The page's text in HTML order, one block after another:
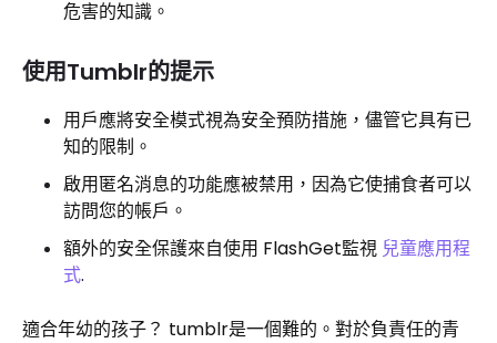
危害的知識。
使用Tumblr的提示
用戶應將安全模式視為安全預防措施，儘管它具有已
知的限制。
啟用匿名消息的功能應被禁用，因為它使捕食者可以
訪問您的帳戶。
額外的安全保護來自使用 FlashGet監視 兒童應用程
式.
適合年幼的孩子？ tumblr是一個難的。對於負責任的青